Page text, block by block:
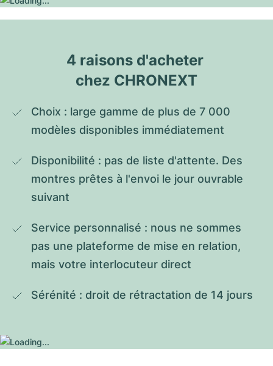
4 raisons d'acheter
chez CHRONEXT
Choix : large gamme de plus de 7 000
modèles disponibles immédiatement
Disponibilité : pas de liste d'attente. Des
montres prêtes à l'envoi le jour ouvrable
suivant
Service personnalisé : nous ne sommes
pas une plateforme de mise en relation,
mais votre interlocuteur direct
Sérénité : droit de rétractation de 14 jours